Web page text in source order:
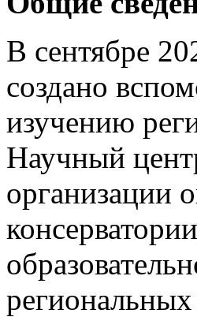
В сентябре
создано
изучению
Научный
организации